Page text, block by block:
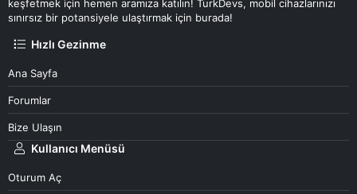
keşfetmek için hemen aramıza katılın! TurkDevs, mobil cihazlarınızı
sınırsız bir potansiyele ulaştırmak için burada!
Hızlı Gezinme
Ana Sayfa
Forumlar
Bize Ulaşın
Kullanıcı Menüsü
Oturum Aç